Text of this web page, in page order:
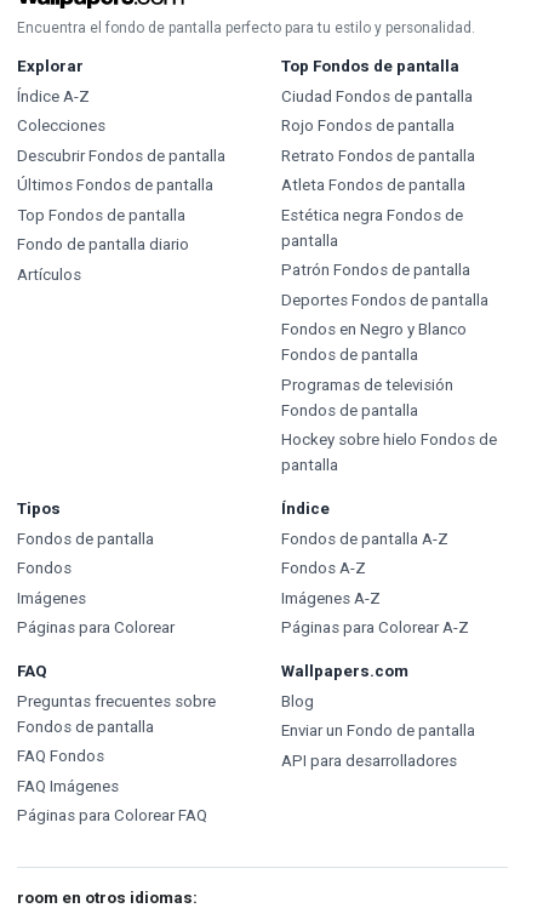
Encuentra el fondo de pantalla perfecto para tu estilo y personalidad.
Explorar
Índice A-Z
Colecciones
Descubrir Fondos de pantalla
Últimos Fondos de pantalla
Top Fondos de pantalla
Fondo de pantalla diario
Artículos
Top Fondos de pantalla
Ciudad Fondos de pantalla
Rojo Fondos de pantalla
Retrato Fondos de pantalla
Atleta Fondos de pantalla
Estética negra Fondos de
pantalla
Patrón Fondos de pantalla
Deportes Fondos de pantalla
Fondos en Negro y Blanco
Fondos de pantalla
Programas de televisión
Fondos de pantalla
Hockey sobre hielo Fondos de
pantalla
Tipos
Fondos de pantalla
Fondos
Imágenes
Páginas para Colorear
Índice
Fondos de pantalla A-Z
Fondos A-Z
Imágenes A-Z
Páginas para Colorear A-Z
FAQ
Preguntas frecuentes sobre
Fondos de pantalla
FAQ Fondos
FAQ Imágenes
Páginas para Colorear FAQ
Wallpapers.com
Blog
Enviar un Fondo de pantalla
API para desarrolladores
room en otros idiomas: